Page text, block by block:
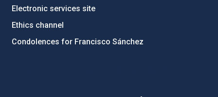
Electronic services site
Ethics channel
Condolences for Francisco Sánchez